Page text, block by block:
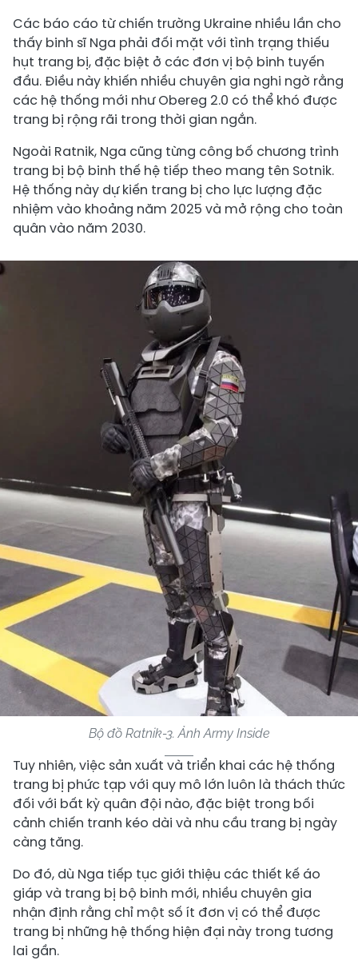
Các báo cáo từ chiến trường Ukraine nhiều lần cho
thấy binh sĩ Nga phải đối mặt với tình trạng thiếu
hụt trang bị, đặc biệt ở các đơn vị bộ binh tuyến
đầu. Điều này khiến nhiều chuyên gia nghi ngờ rằng
các hệ thống mới như Obereg 2.0 có thể khó được
trang bị rộng rãi trong thời gian ngắn.
Ngoài Ratnik, Nga cũng từng công bố chương trình
trang bị bộ binh thế hệ tiếp theo mang tên Sotnik.
Hệ thống này dự kiến trang bị cho lực lượng đặc
nhiệm vào khoảng năm 2025 và mở rộng cho toàn
quân vào năm 2030.
Bộ đồ Ratnik-3. Ảnh Army Inside
Tuy nhiên, việc sản xuất và triển khai các hệ thống
trang bị phức tạp với quy mô lớn luôn là thách thức
đối với bất kỳ quân đội nào, đặc biệt trong bối
cảnh chiến tranh kéo dài và nhu cầu trang bị ngày
càng tăng.
Do đó, dù Nga tiếp tục giới thiệu các thiết kế áo
giáp và trang bị bộ binh mới, nhiều chuyên gia
nhận định rằng chỉ một số ít đơn vị có thể được
trang bị những hệ thống hiện đại này trong tương
lai gần.